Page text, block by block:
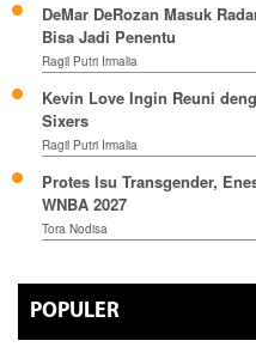
DeMar DeRozan Masuk
Bisa Jadi Penentu
Ragil Putri Irmalia
Kevin Love Ingin Reuni
Sixers
Ragil Putri Irmalia
Protes Isu Transgender,
WNBA 2027
Tora Nodisa
POPULER